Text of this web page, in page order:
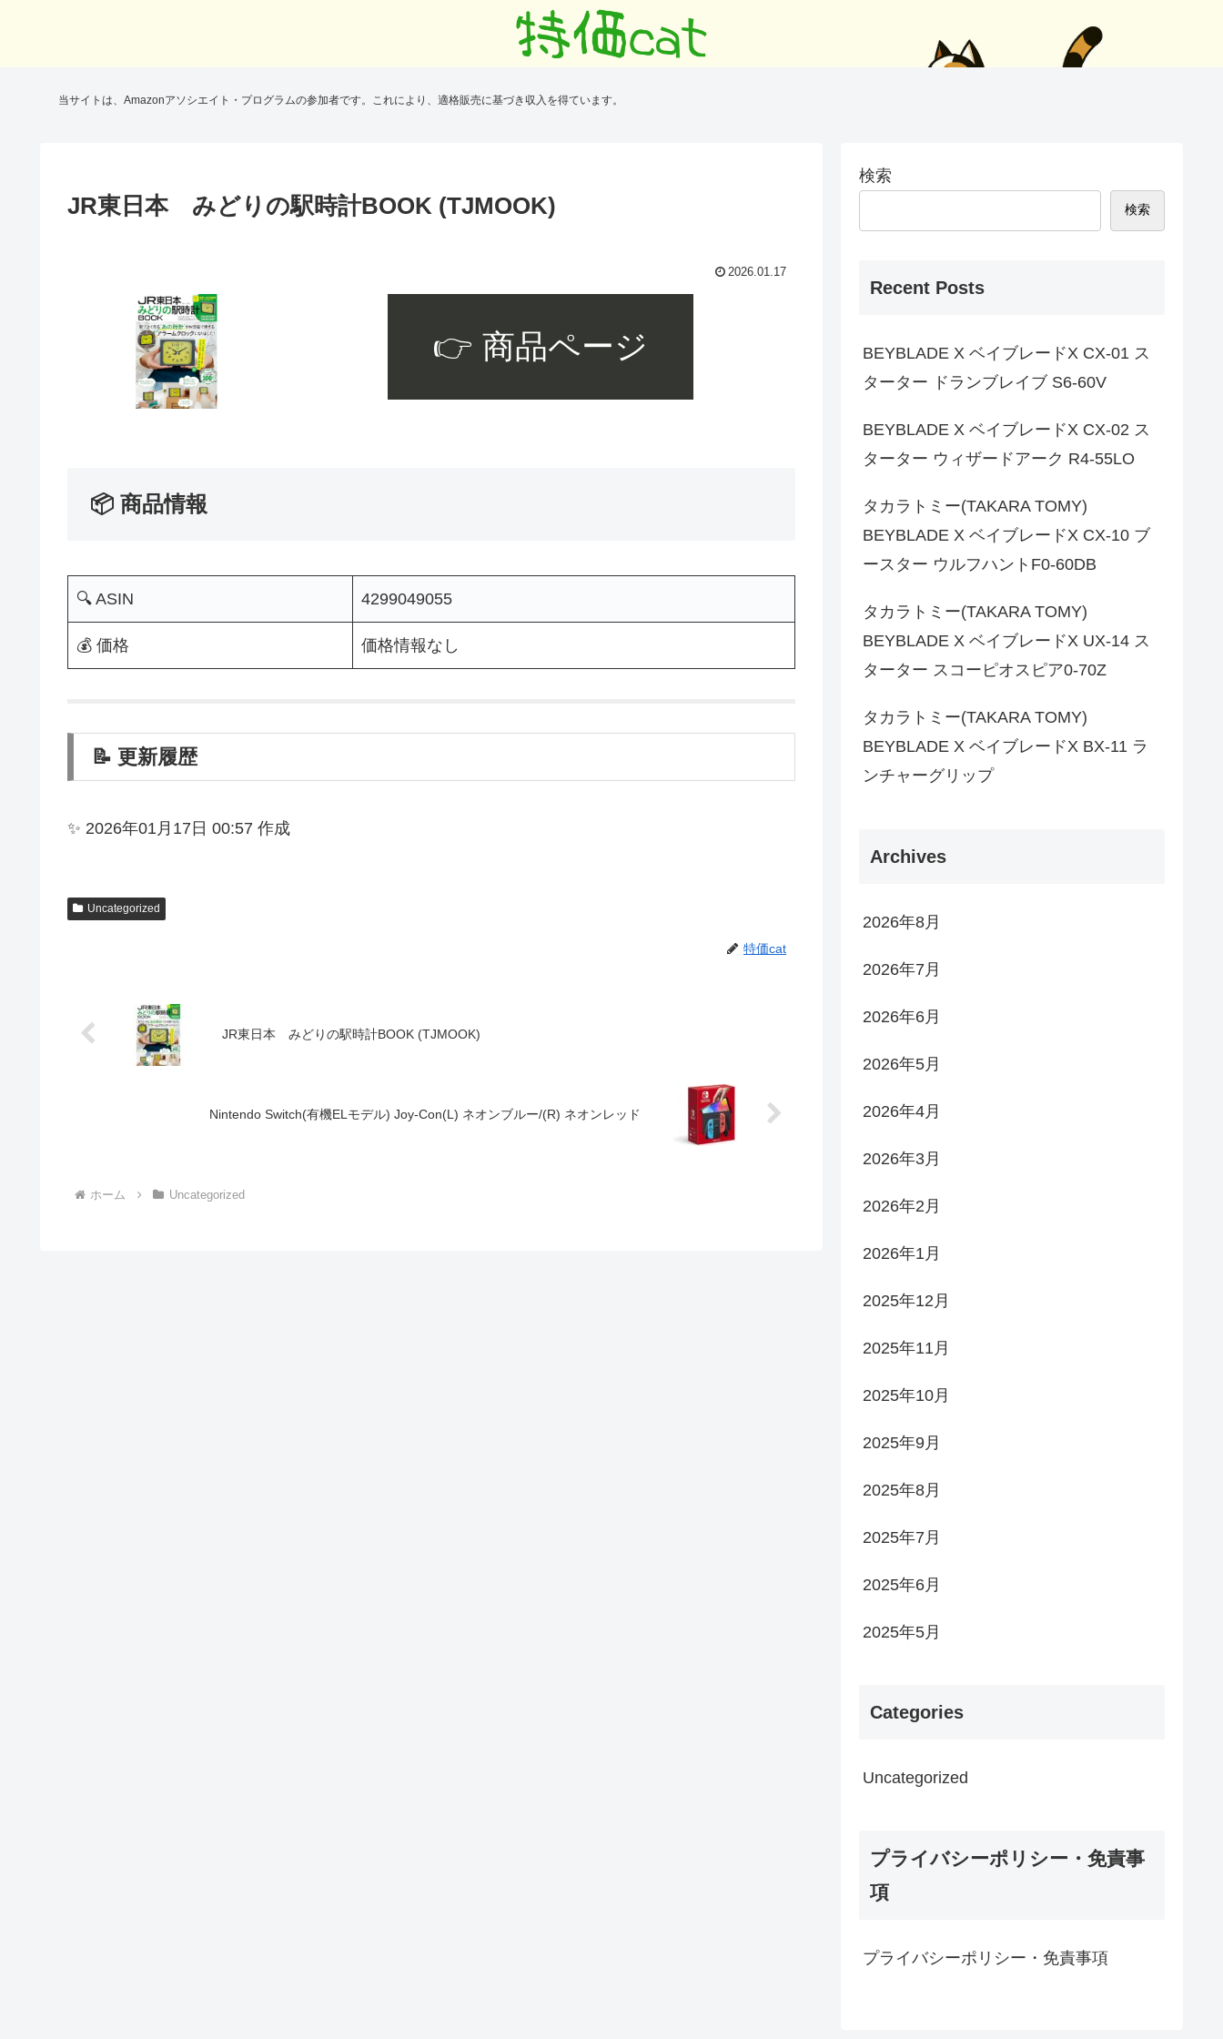
当サイトは、Amazonアソシエイト・プログラムの参加者です。これにより、適格販売に基づき収入を得ています。
JR東日本 みどりの駅時計BOOK (TJMOOK)
2026.01.17
👉 商品ページ
📦 商品情報
🔍 ASIN 4299049055
💰 価格 価格情報なし
📝 更新履歴
✨ 2026年01月17日 00:57 作成
Uncategorized
特価cat
JR東日本 みどりの駅時計BOOK (TJMOOK)
Nintendo Switch(有機ELモデル) Joy-Con(L) ネオンブルー/(R) ネオンレッド
ホーム Uncategorized
検索
検索
Recent Posts
BEYBLADE X ベイブレードX CX-01 ス
ターター ドランブレイブ S6-60V
BEYBLADE X ベイブレードX CX-02 ス
ターター ウィザードアーク R4-55LO
タカラトミー(TAKARA TOMY)
BEYBLADE X ベイブレードX CX-10 ブ
ースター ウルフハントF0-60DB
タカラトミー(TAKARA TOMY)
BEYBLADE X ベイブレードX UX-14 ス
ターター スコーピオスピア0-70Z
タカラトミー(TAKARA TOMY)
BEYBLADE X ベイブレードX BX-11 ラ
ンチャーグリップ
Archives
2026年8月
2026年7月
2026年6月
2026年5月
2026年4月
2026年3月
2026年2月
2026年1月
2025年12月
2025年11月
2025年10月
2025年9月
2025年8月
2025年7月
2025年6月
2025年5月
Categories
Uncategorized
プライバシーポリシー・免責事
項
プライバシーポリシー・免責事項